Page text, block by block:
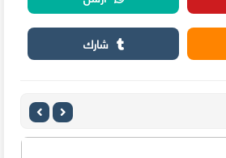
شارك